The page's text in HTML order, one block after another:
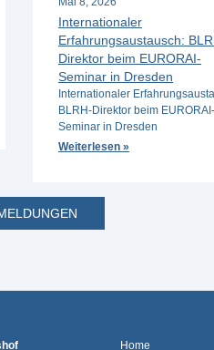
Internationaler
Erfahrungsaustausch:
Direktor beim EURORAI-
Seminar in Dresden
Internationaler
BLRH-Direktor beim EURORAI-
Seminar in Dresden
Weiterlesen »
Home